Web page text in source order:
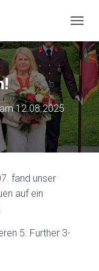
A
V
I
G
A
T
O
U
12.08.2025
fand unser
auf ein
5. Further 3-